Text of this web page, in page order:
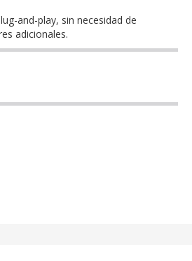
and-play, sin necesidad de
adicionales.